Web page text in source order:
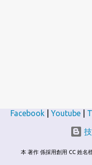
Facebook Youtube
本 著作 係採用創用 CC 姓名